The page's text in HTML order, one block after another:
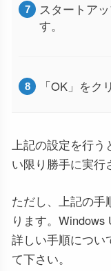
スタートア
す。
「OK」をク
上記の設定を行う
い限り勝手に実行
ただし、上記の手
ります。Windows
詳しい手順につい
て下さい。